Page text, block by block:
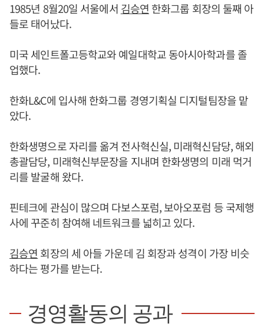
1985년 8월20일 서울에서 김승연 한화그룹 회장의 둘째 아
들로 태어났다.
미국 세인트폴고등학교와 예일대학교 동아시아학과를 졸
업했다.
한화L&C에 입사해 한화그룹 경영기획실 디지털팀장을 맡
았다.
한화생명으로 자리를 옮겨 전사혁신실, 미래혁신담당, 해외
총괄담당, 미래혁신부문장을 지내며 한화생명의 미래 먹거
리를 발굴해 왔다.
핀테크에 관심이 많으며 다보스포럼, 보아오포럼 등 국제행
사에 꾸준히 참여해 네트워크를 넓히고 있다.
김승연 회장의 세 아들 가운데 김 회장과 성격이 가장 비슷
하다는 평가를 받는다.
경영활동의 공과